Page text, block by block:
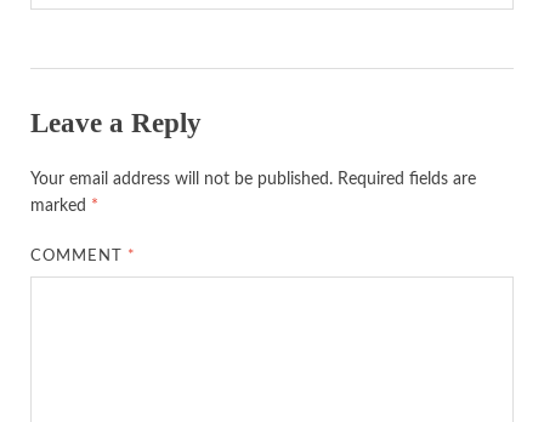
Leave a Reply
Your email address will not be published. Required fields are
marked *
COMMENT *